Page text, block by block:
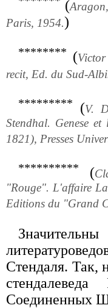
(
Paris, 1954.)
******** (
recit, Ed. du Sud-
********* (V.
Stendhal. Genese
1821), Presses
********** (
"Rouge". L'affaire
Editions du "Grand
Стендаля. Так,
Соединенных